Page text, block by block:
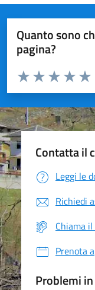
Quanto sono
pagina?
Valuta da 1 a 5 stelle la
Valuta
Valuta 3
Valuta 2 stelle
Valuta 1 stelle su 5
Contatta il
Leggi le
Richiedi
Chiama
Prenota
Problemi